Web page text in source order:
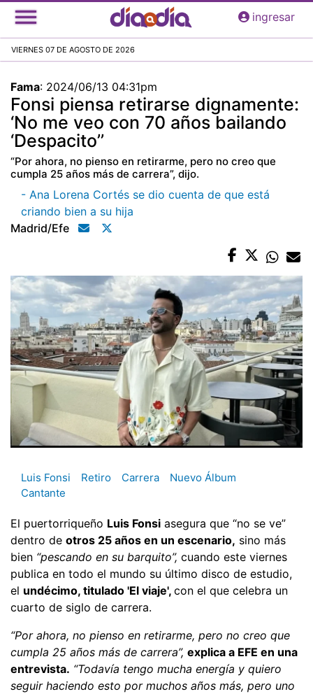
Pasar
al
principal
ingresar
VIERNES 07 DE AGOSTO DE 2026
Fama: 2024/06/13 04:31pm
Fonsi piensa retirarse dignamente:
‘No me veo con 70 años bailando
‘Despacito’’
“Por ahora, no pienso en retirarme, pero no creo que
cumpla 25 años más de carrera”, dijo.
- Ana Lorena Cortés se dio cuenta de que está
criando bien a su hija
Madrid/efe
Luis Fonsi Retiro Carrera
Nuevo Álbum
Cantante
El puertorriqueño Luis Fonsi asegura que “no se ve”
dentro de otros 25 años en un escenario, sino más
bien “pescando en su barquito”, cuando este viernes
publica en todo el mundo su último disco de estudio,
el undécimo, titulado 'El viaje', con el que celebra un
cuarto de siglo de carrera.
“Por ahora, no pienso en retirarme, pero no creo que
cumpla 25 años más de carrera”, explica a EFE en una
entrevista. “Todavía tengo mucha energía y quiero
seguir haciendo esto por muchos años más, pero uno